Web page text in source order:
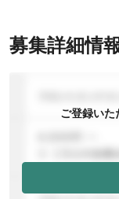
募集詳細情
ご登録いた